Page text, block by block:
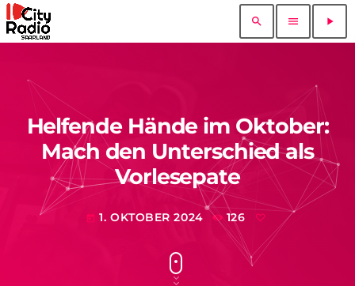
search menu play_arrow
Helfende Hände im Oktober:
Mach den Unterschied als
Vorlesepate
today 1. OKTOBER 2024 126